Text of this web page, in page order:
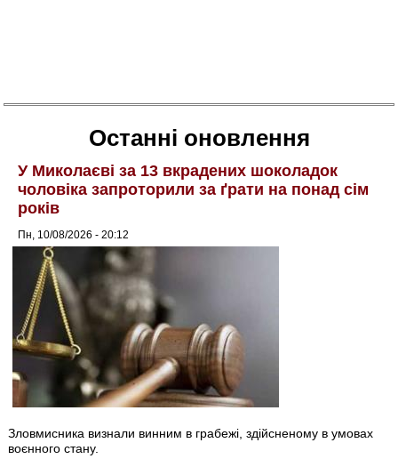
Останні оновлення
У Миколаєві за 13 вкрадених шоколадок
чоловіка запроторили за ґрати на понад сім
років
Пн, 10/08/2026 - 20:12
Зловмисника визнали винним в грабежі, здійсненому в умовах
воєнного стану.